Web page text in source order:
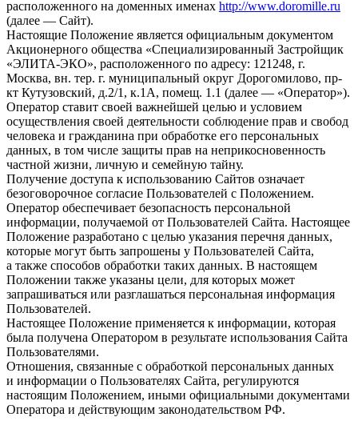
расположенного на доменных именах http://www.doromille.ru
(далее — Сайт).
Настоящие Положение является официальным документом
Акционерного общества «Специализированный Застройщик
«ЭЛИТА-ЭКО», расположенного по адресу: 121248, г.
Москва, вн. тер. г. муниципальный округ Дорогомилово, пр-
кт Кутузовский, д.2/1, к.1А, помещ. 1.1 (далее — «Оператор»).
Оператор ставит своей важнейшей целью и условием
осуществления своей деятельности соблюдение прав и свобод
человека и гражданина при обработке его персональных
данных, в том числе защиты прав на неприкосновенность
частной жизни, личную и семейную тайну.
Получение доступа к использованию Сайтов означает
безоговорочное согласие Пользователей с Положением.
Оператор обеспечивает безопасность персональной
информации, получаемой от Пользователей Сайта. Настоящее
Положение разработано с целью указания перечня данных,
которые могут быть запрошены у Пользователей Сайта,
а также способов обработки таких данных. В настоящем
Положении также указаны цели, для которых может
запрашиваться или разглашаться персональная информация
Пользователей.
Настоящее Положение применяется к информации, которая
была получена Оператором в результате использования Сайта
Пользователями.
Отношения, связанные с обработкой персональных данных
и информации о Пользователях Сайта, регулируются
настоящим Положением, иными официальными документами
Оператора и действующим законодательством РФ.